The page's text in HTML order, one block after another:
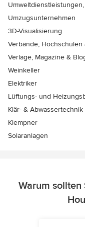
Umzugsunternehmen
3D-Visualisierung
Verbände, Hochschulen
Verlage, Magazine &
Weinkeller
Elektriker
Lüftungs- und
Klär- & Abwassertechnik
Klempner
Solaranlagen
Warum sollten